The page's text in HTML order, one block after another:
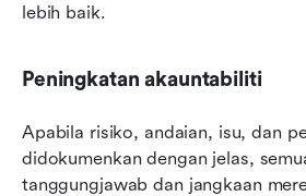
lebih baik.
Peningkatan akauntabiliti
Apabila risiko, andaian, isu, dan
didokumenkan dengan jelas,
tanggungjawab dan jangkaan